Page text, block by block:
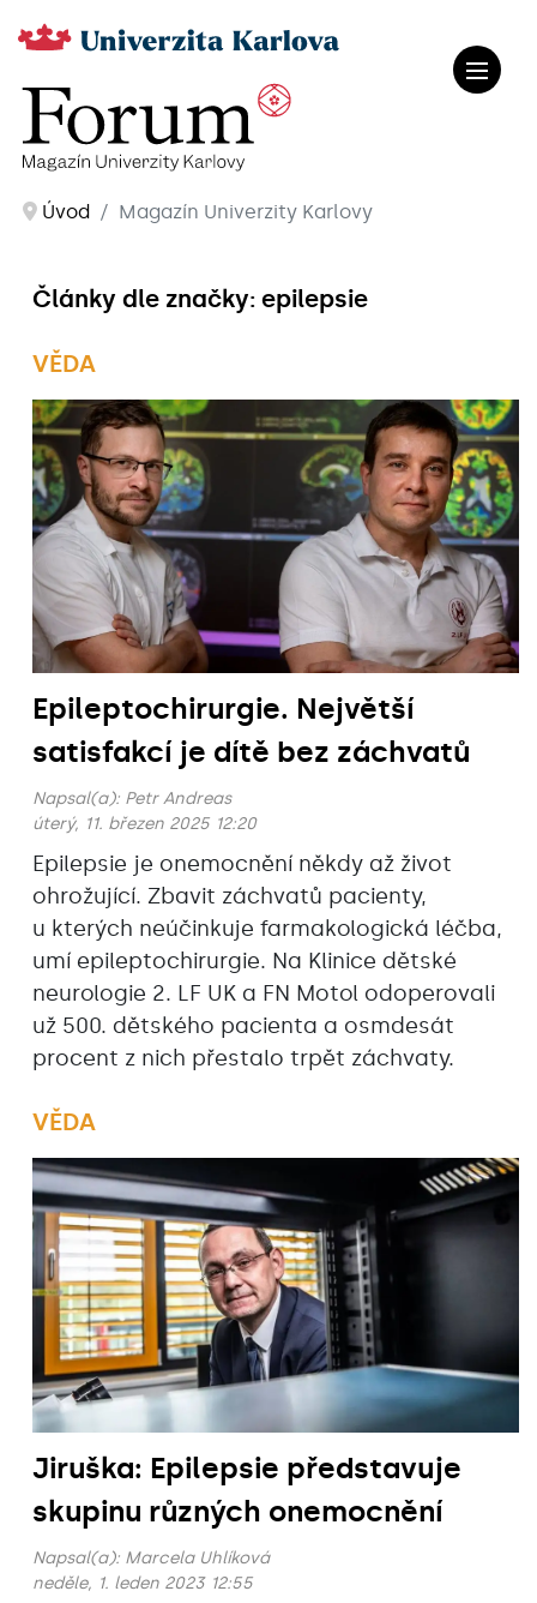
Úvod Magazín Univerzity Karlovy
Články dle značky: epilepsie
VĚDA
Epileptochirurgie. Největší
satisfakcí je dítě bez záchvatů
Napsal(a): Petr Andreas
úterý, 11. březen 2025 12:20
Epilepsie je onemocnění někdy až život
ohrožující. Zbavit záchvatů pacienty,
u kterých neúčinkuje farmakologická léčba,
umí epileptochirurgie. Na Klinice dětské
neurologie 2. LF UK a FN Motol odoperovali
už 500. dětského pacienta a osmdesát
procent z nich přestalo trpět záchvaty.
VĚDA
Jiruška: Epilepsie představuje
skupinu různých onemocnění
Napsal(a): Marcela Uhlíková
neděle, 1. leden 2023 12:55